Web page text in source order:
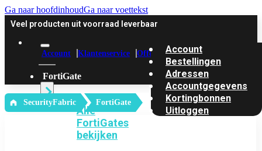
Ga naar hoofdinhoudGa naar voettekst
Veel producten uit voorraad leverbaar
Account Klantenservice Offerte
FortiGate
Alle
FortiGates
bekijken
Account
Bestellingen
Adressen
Accountgegevens
Kortingbonnen
Uitloggen
‎ SecurityFabric FortiGate